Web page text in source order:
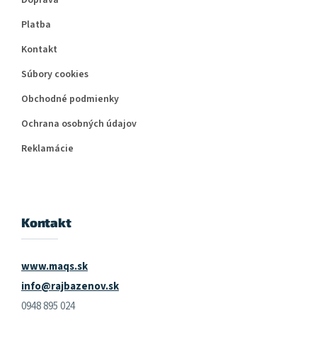
Platba
Kontakt
Súbory cookies
Obchodné podmienky
Ochrana osobných údajov
Reklamácie
Kontakt
www.maqs.sk
info@rajbazenov.sk
0948 895 024